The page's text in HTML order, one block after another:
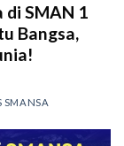
SMAN 1
Bangsa,
SMANSA